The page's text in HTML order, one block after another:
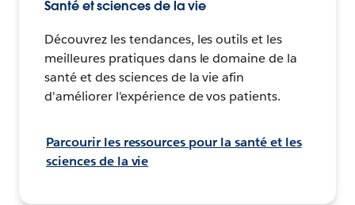
Santé et sciences de la vie
Découvrez les tendances, les outils et les
meilleures pratiques dans le domaine de la
santé et des sciences de la vie afin
d'améliorer l'expérience de vos patients.
Parcourir les ressources pour la santé et les
sciences de la vie